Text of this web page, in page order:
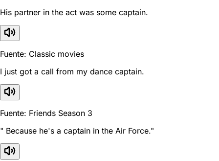
His partner in the act was some captain.
Fuente: Classic movies
I just got a call from my dance captain.
Fuente: Friends Season 3
" Because he's a captain in the Air Force."